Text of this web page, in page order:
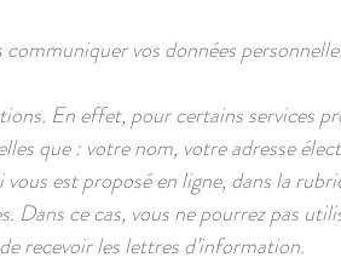
communiquer vos données
En effet, pour certains services
que : votre nom, votre adresse
est proposé en ligne, dans la
Dans ce cas, vous ne pourrez pas
recevoir les lettres d’information.